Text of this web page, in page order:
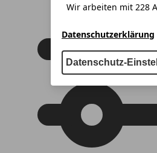
Wir arbeiten mit 228
Datenschutzerklärung
Datenschutz-